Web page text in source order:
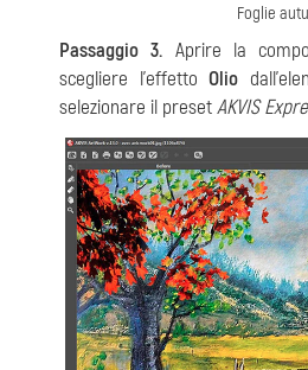
Foglie
Passaggio 3. Aprire la
scegliere l'effettoOlio
selezionare il presetAKVIS